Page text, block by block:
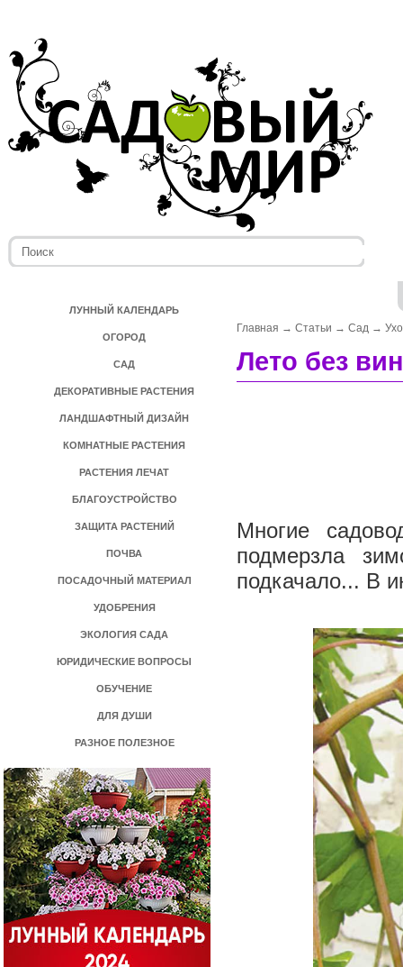
ЛУННЫЙ КАЛЕНДАРЬ
ОГОРОД
САД
ДЕКОРАТИВНЫЕ РАСТЕНИЯ
ЛАНДШАФТНЫЙ ДИЗАЙН
КОМНАТНЫЕ РАСТЕНИЯ
РАСТЕНИЯ ЛЕЧАТ
БЛАГОУСТРОЙСТВО
ЗАЩИТА РАСТЕНИЙ
ПОЧВА
ПОСАДОЧНЫЙ МАТЕРИАЛ
УДОБРЕНИЯ
ЭКОЛОГИЯ САДА
ЮРИДИЧЕСКИЕ ВОПРОСЫ
ОБУЧЕНИЕ
ДЛЯ ДУШИ
РАЗНОЕ ПОЛЕЗНОЕ
Главная → Статьи → Сад →
Лето без
Многие
подмерзла
подкачало... В